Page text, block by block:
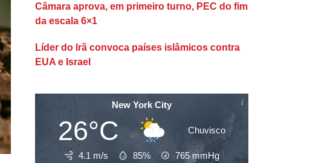
Câmara aprova, em primeiro turno, PEC do fim
da escala 6×1
Líder do Irã convoca países islâmicos contra
EUA e Israel
New York City
26°C Chuvisco
4.1 m/s 85% 765mmHg